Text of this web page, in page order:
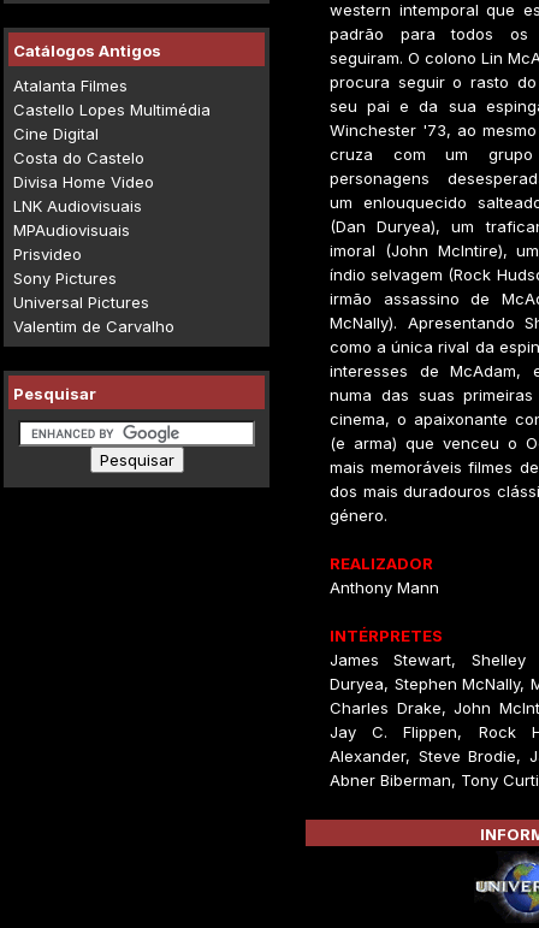
Catálogos Antigos
Atalanta Filmes
Castello Lopes Multimédia
Cine Digital
Costa do Castelo
Divisa Home Video
LNK Audiovisuais
MPAudiovisuais
Prisvideo
Sony Pictures
Universal Pictures
Valentim de Carvalho
Pesquisar
western intemporal que
padrão para todos
seguiram. O colono Lin
procura seguir o rasto
seu pai e da sua
Winchester '73, ao
cruza com um
personagens
um enlouquecido
(Dan Duryea), um
imoral (John McIntire),
índio selvagem (Rock
irmão assassino de
McNally). Apresentando
como a única rival da
interesses de McAdam,
numa das suas
cinema, o apaixonante
(e arma) que venceu o
mais memoráveis filmes
dos mais duradouros
género.
REALIZADOR
Anthony Mann
INTÉRPRETES
James Stewart, Shelley
Duryea, Stephen McNally,
Charles Drake, John
Jay C. Flippen, Rock
Alexander, Steve Brodie,
Abner Biberman, Tony